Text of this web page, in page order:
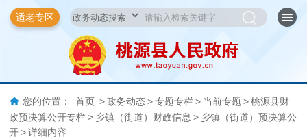
适老专区
您的位置： 首页 > 政务动态 > 专题专栏 > 当前专题 > 桃源县财
政预决算公开专栏 > 乡镇（街道）财政信息 > 乡镇（街道）预决算公
开 > 详细内容